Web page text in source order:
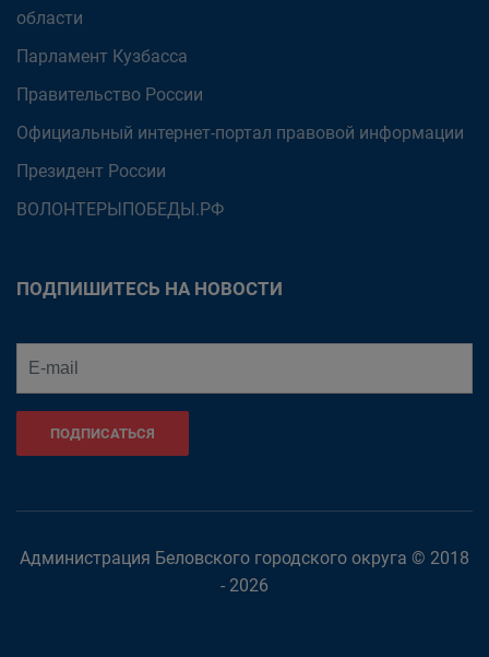
области
Парламент Кузбасса
Правительство России
Официальный интернет-портал правовой информации
Президент России
ВОЛОНТЕРЫПОБЕДЫ.РФ
ПОДПИШИТЕСЬ НА НОВОСТИ
ПОДПИСАТЬСЯ
Администрация Беловского городского округа © 2018
- 2026